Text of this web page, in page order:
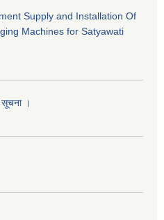
Supply and Installation Of
Machines for Satyawati
सूचना ।